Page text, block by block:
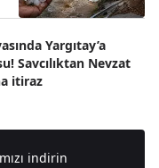
Yargıtay’a
Savcılıktan Nevzat
itiraz
indirin